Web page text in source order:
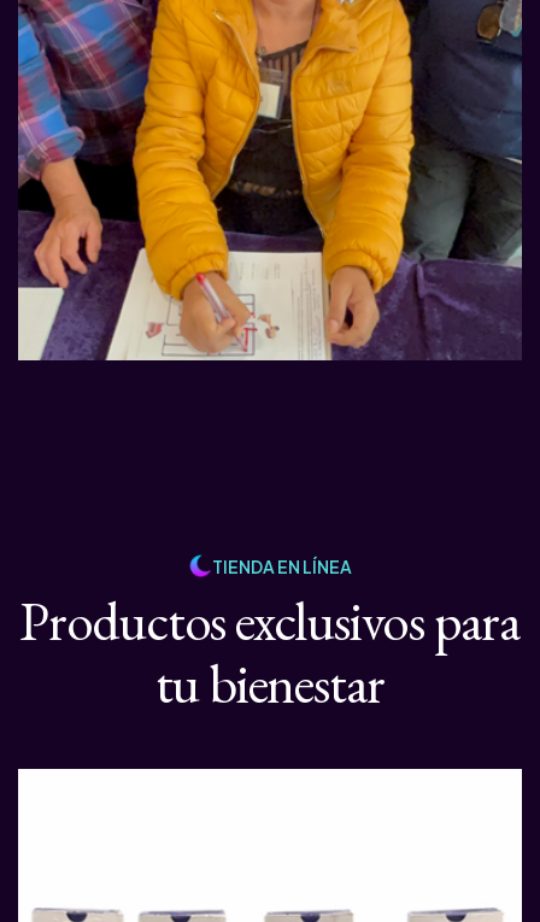
TIENDA EN LÍNEA
Productos exclusivos para
tu bienestar